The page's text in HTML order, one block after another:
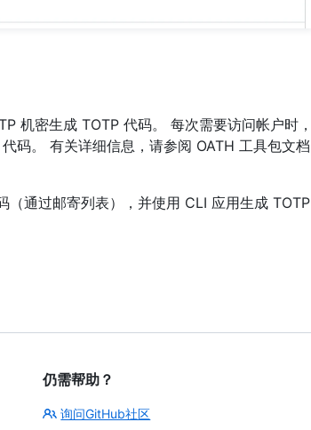
机密生成 TOTP 代码。 每次需要访问帐户时，
码。 有关详细信息，请参阅 OATH 工具包文档
（通过邮寄列表），并使用 CLI 应用生成 TOTP
仍需帮助？
询问GitHub社区